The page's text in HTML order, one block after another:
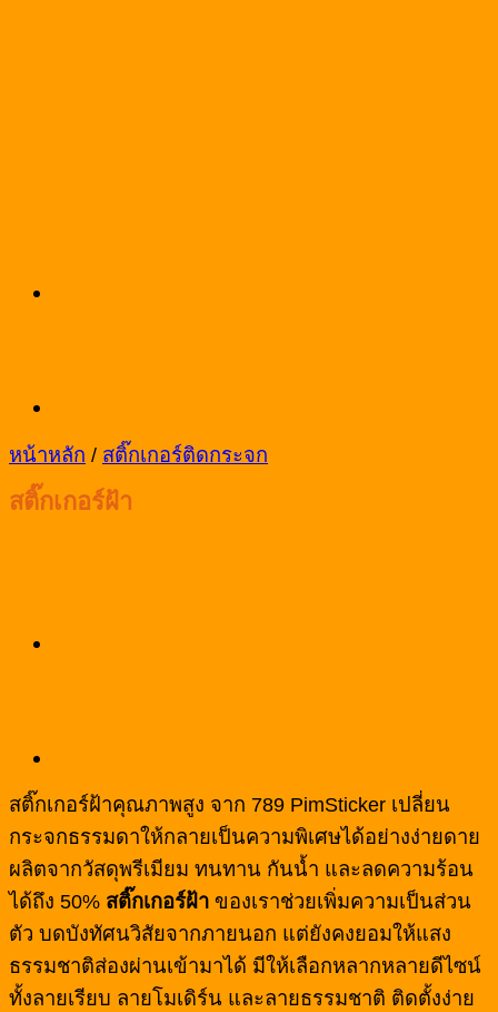
หน้าหลัก / สติ๊กเกอร์ติดกระจก
สติ๊กเกอร์ฝ้า
สติ๊กเกอร์ฝ้าคุณภาพสูง จาก 789 PimSticker เปลี่ยน
กระจกธรรมดาให้กลายเป็นความพิเศษได้อย่างง่ายดาย
ผลิตจากวัสดุพรีเมียม ทนทาน กันน้ำ และลดความร้อน
ได้ถึง 50% สติ๊กเกอร์ฝ้า ของเราช่วยเพิ่มความเป็นส่วน
ตัว บดบังทัศนวิสัยจากภายนอก แต่ยังคงยอมให้แสง
ธรรมชาติส่องผ่านเข้ามาได้ มีให้เลือกหลากหลายดีไซน์
ทั้งลายเรียบ ลายโมเดิร์น และลายธรรมชาติ ติดตั้งง่าย